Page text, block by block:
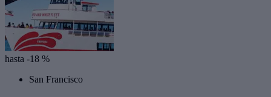
hasta -18 %
San Francisco